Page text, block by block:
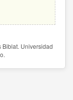
Biblat. Universidad